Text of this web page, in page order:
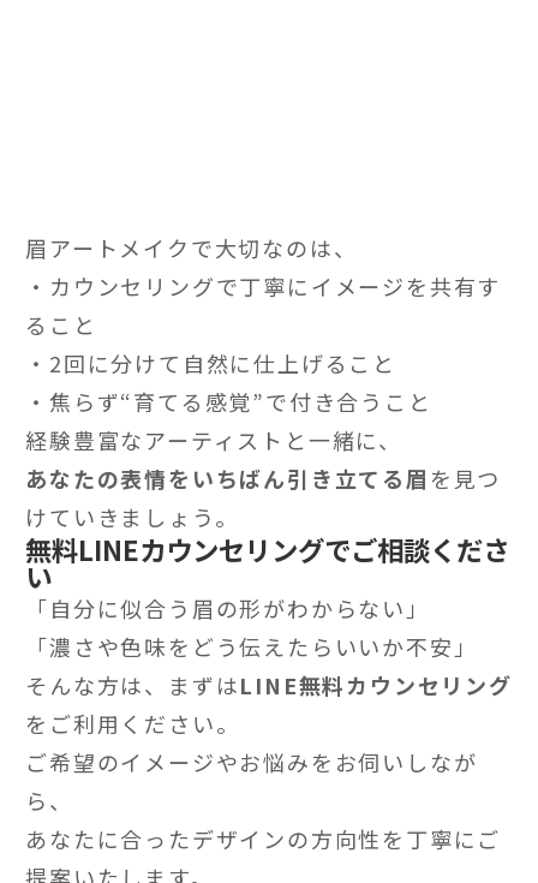
眉アートメイクで大切なのは、
・カウンセリングで丁寧にイメージを共有す
ること
・2回に分けて自然に仕上げること
・焦らず“育てる感覚”で付き合うこと
経験豊富なアーティストと一緒に、
あなたの表情をいちばん引き立てる眉を見つ
けていきましょう。
無料LINEカウンセリングでご相談くださ
い
「自分に似合う眉の形がわからない」
「濃さや色味をどう伝えたらいいか不安」
そんな方は、まずはLINE無料カウンセリング
をご利用ください。
ご希望のイメージやお悩みをお伺いしなが
ら、
あなたに合ったデザインの方向性を丁寧にご
提案いたします。